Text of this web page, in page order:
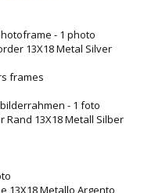
- 1 photo
13X18 Metal Silver
frames
- 1 foto
Rand 13X18 Metall Silber
13X18 Metallo Argento